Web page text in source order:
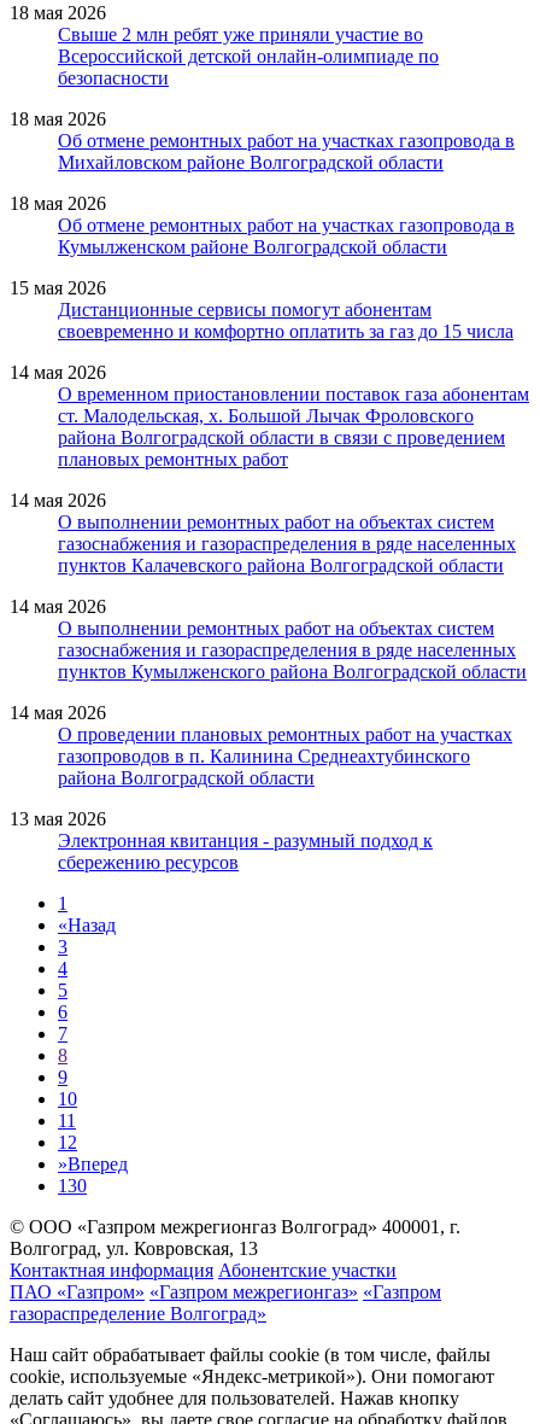
18 мая 2026
Свыше 2 млн ребят уже приняли участие во
Всероссийской детской онлайн-олимпиаде по
безопасности
18 мая 2026
Об отмене ремонтных работ на участках газопровода в
Михайловском районе Волгоградской области
18 мая 2026
Об отмене ремонтных работ на участках газопровода в
Кумылженском районе Волгоградской области
15 мая 2026
Дистанционные сервисы помогут абонентам
своевременно и комфортно оплатить за газ до 15 числа
14 мая 2026
О временном приостановлении поставок газа абонентам
ст. Малодельская, х. Большой Лычак Фроловского
района Волгоградской области в связи с проведением
плановых ремонтных работ
14 мая 2026
О выполнении ремонтных работ на объектах систем
газоснабжения и газораспределения в ряде населенных
пунктов Калачевского района Волгоградской области
14 мая 2026
О выполнении ремонтных работ на объектах систем
газоснабжения и газораспределения в ряде населенных
пунктов Кумылженского района Волгоградской области
14 мая 2026
О проведении плановых ремонтных работ на участках
газопроводов в п. Калинина Среднеахтубинского
района Волгоградской области
13 мая 2026
Электронная квитанция - разумный подход к
сбережению ресурсов
1
«Назад
3
4
5
6
7
8
9
10
11
12
»Вперед
130
© ООО «Газпром межрегионгаз Волгоград» 400001, г.
Волгоград, ул. Ковровская, 13
Контактная информация Абонентские участки
ПАО «Газпром» «Газпром межрегионгаз» «Газпром
газораспределение Волгоград»
Наш сайт обрабатывает файлы cookie (в том числе, файлы
cookie, используемые «Яндекс-метрикой»). Они помогают
делать сайт удобнее для пользователей. Нажав кнопку
«Соглашаюсь», вы даете свое согласие на обработку файлов